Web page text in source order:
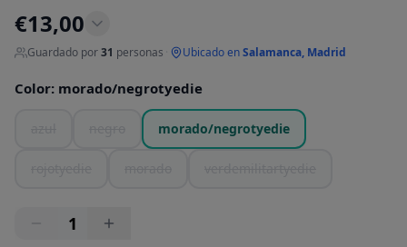
€13,00
Guardado por31 personas Ubicado enSalamanca, Madrid
Color: morado/negrotyedie
morado/negrotyedie
1